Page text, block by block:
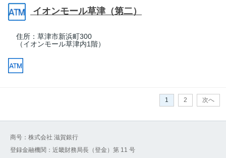
イオンモール草津（第二）
住所： 草津市新浜町300
（イオンモール草津内1階）
1 2 次へ
商号：株式会社 滋賀銀行
登録金融機関：近畿財務局長（登金）第 11 号